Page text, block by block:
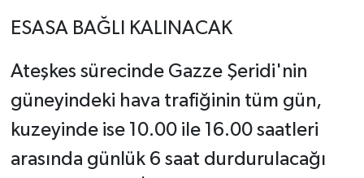
ESASA BAĞLI KALINACAK
Ateşkes sürecinde Gazze Şeridi'nin
güneyindeki hava trafiğinin tüm gün,
kuzeyinde ise 10.00 ile 16.00 saatleri
arasında günlük 6 saat durdurulacağı